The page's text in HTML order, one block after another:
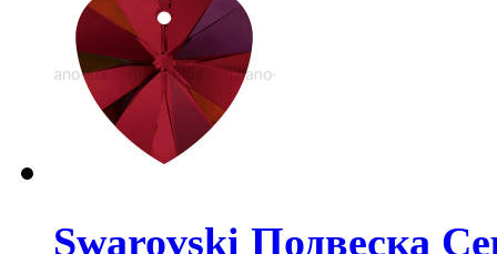
Swarovski Подвеска